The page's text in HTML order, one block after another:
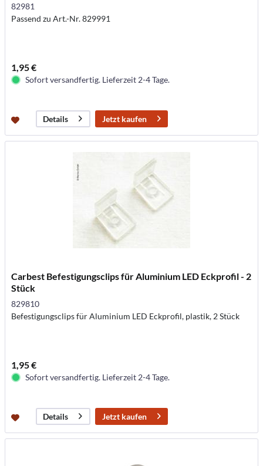
82981
Passend zu Art.-Nr. 829991
1,95 €
Sofort versandfertig. Lieferzeit 2-4 Tage.
Details Jetzt kaufen
Carbest Befestigungsclips für Aluminium LED Eckprofil - 2
Stück
829810
Befestigungsclips für Aluminium LED Eckprofil, plastik, 2 Stück
1,95 €
Sofort versandfertig. Lieferzeit 2-4 Tage.
Details Jetzt kaufen